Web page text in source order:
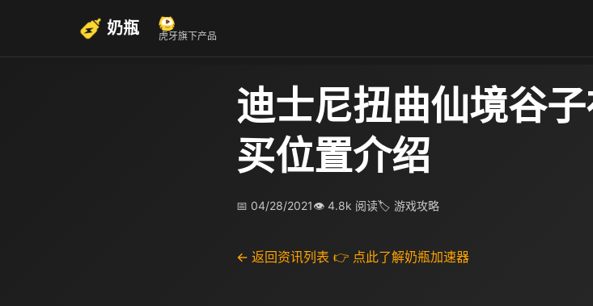
奶瓶 虎牙旗下产品
迪士尼扭曲仙境谷
买位置介绍
📅 04/28/2021👁 4.8k 阅读🏷 游戏攻略
← 返回资讯列表 👉 点此了解奶瓶加速器